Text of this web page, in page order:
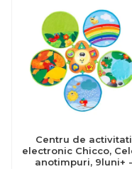
Centru de activitati
electronic Chicco,
anotimpuri, 9luni+ -